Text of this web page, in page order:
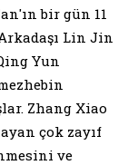
bir gün 11
Lin Jin
Yun
Zhang Xiao
çok zayıf
ve